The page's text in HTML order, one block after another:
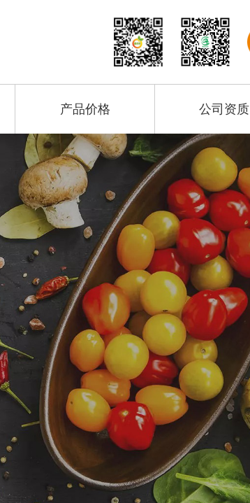
产品价格 公司资质